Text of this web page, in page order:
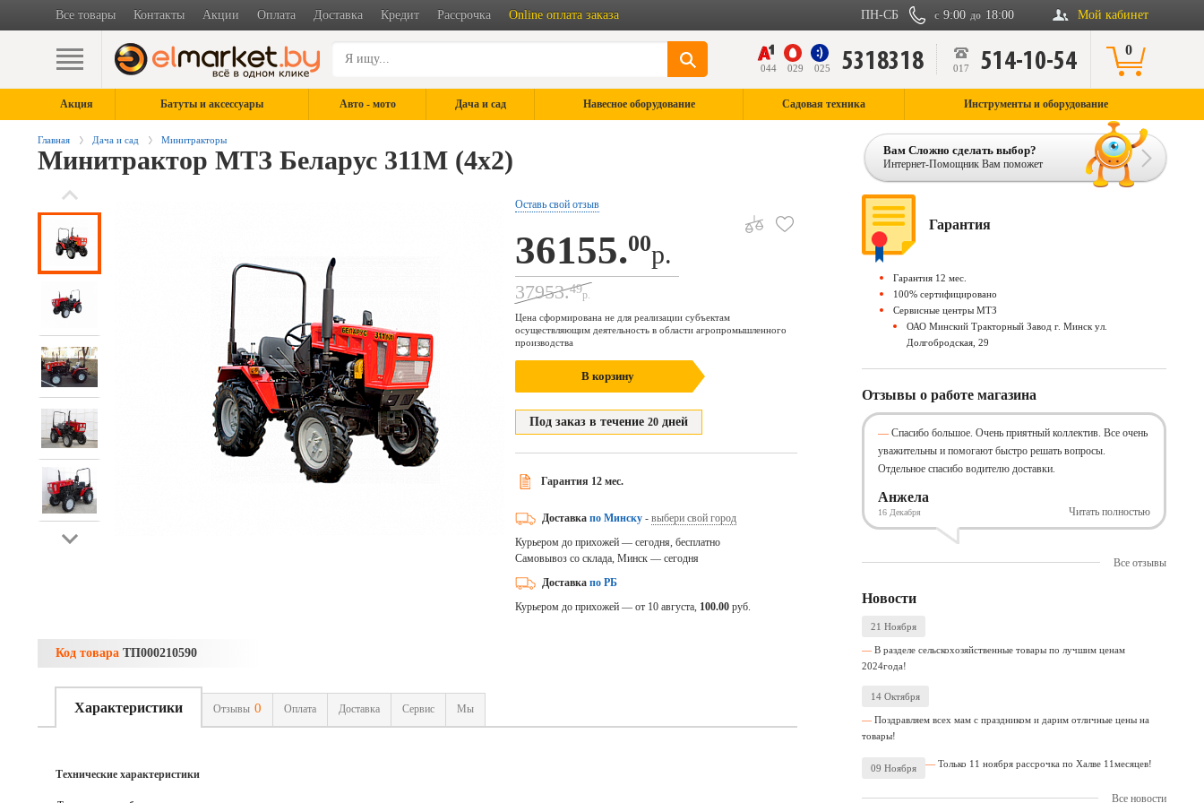
Все товары Контакты Акции Оплата Доставка Кредит Рассрочка Online оплата заказа Мой кабинет
с 9:00 до 18:00
ПН-СБ
044 029 025 5318318 017 514-10-54 0
Акция Батуты и аксессуары Авто - мото Дача и сад Навесное оборудование Садовая техника Инструменты и оборудование
Главная Дача и сад Минитракторы
Минитрактор МТЗ Беларус 311М (4х2) Вам Сложно сделать выбор?
Интернет-Помощник Вам поможет
Оставь свой отзыв
36155.00р.
37953.49р.
Цена сформирована не для реализации субъектам
осуществляющим деятельность в области агропромышленного
производства
В корзину
Под заказ в течение 20дней
Гарантия 12 мес.
Доставка по Минску- выбери свой город
Курьером до прихожей — сегодня, бесплатно
Самовывоз со склада, Минск — сегодня
Доставка по РБ
Курьером до прихожей — от 10 августа, 100.00 руб.
Код товара ТП000210590
Характеристики Отзывы 0 Оплата Доставка Сервис Мы
Технические характеристики
Гарантия
Гарантия 12 мес.
100% сертифицировано
Сервисные центры МТЗ
ОАО Минский Тракторный Завод г. Минск ул.
Долгобродская, 29
Отзывы о работе магазина
Спасибо большое. Очень приятный коллектив. Все очень
уважительны и помогают быстро решать вопросы.
Отдельное спасибо водителю доставки.
Анжела
16 Декабря Читать полностью
Все отзывы
Новости
21 Ноября
В разделе сельскохозяйственные товары по лучшим ценам
2024года!
14 Октября
Поздравляем всех мам с праздником и дарим отличные цены на
товары!
09 Ноября Только 11 ноября рассрочка по Халве 11месяцев!
Все новости